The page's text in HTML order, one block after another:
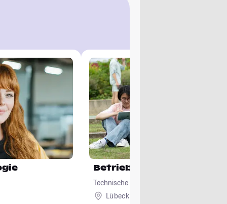
Betriebswirtschaftslehre
Technische Hochschule Lübeck
Lübeck